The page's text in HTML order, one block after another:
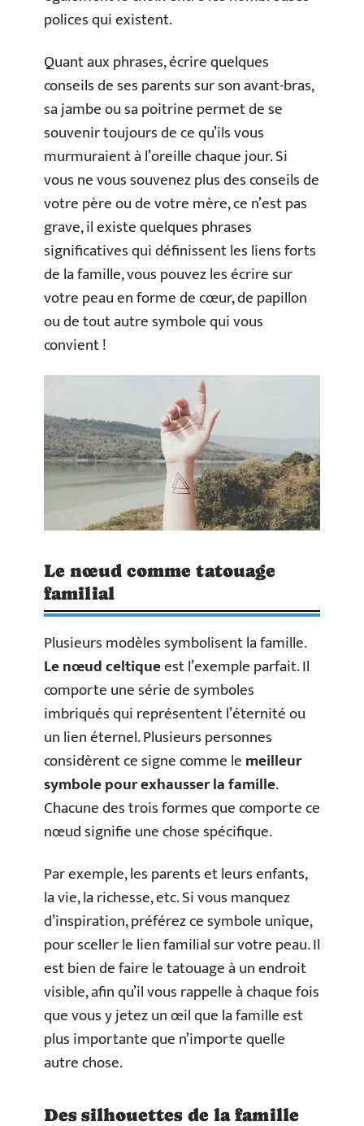
polices qui existent.
Quant aux phrases, écrire quelques
conseils de ses parents sur son avant-bras,
sa jambe ou sa poitrine permet de se
souvenir toujours de ce qu’ils vous
murmuraient à l’oreille chaque jour. Si
vous ne vous souvenez plus des conseils de
votre père ou de votre mère, ce n’est pas
grave, il existe quelques phrases
significatives qui définissent les liens forts
de la famille, vous pouvez les écrire sur
votre peau en forme de cœur, de papillon
ou de tout autre symbole qui vous
convient !
Le nœud comme tatouage
familial
Plusieurs modèles symbolisent la famille.
Le nœud celtiqueest l’exemple parfait. Il
comporte une série de symboles
imbriqués qui représentent l’éternité ou
un lien éternel. Plusieurs personnes
considèrent ce signe comme lemeilleur
symbole pour exhausser la famille.
Chacune des trois formes que comporte ce
nœud signifie une chose spécifique.
Par exemple, les parents et leurs enfants,
la vie, la richesse, etc. Si vous manquez
d’inspiration, préférez ce symbole unique,
pour sceller le lien familial sur votre peau. Il
est bien de faire le tatouage à un endroit
visible, afin qu’il vous rappelle à chaque fois
que vous y jetez un œil que la famille est
plus importante que n’importe quelle
autre chose.
Des silhouettes de la famille